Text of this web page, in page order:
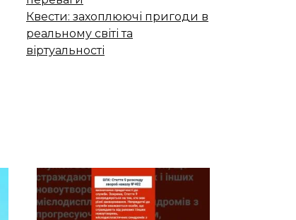
Квести: захоплюючі пригоди в
реальному світі та
віртуальності